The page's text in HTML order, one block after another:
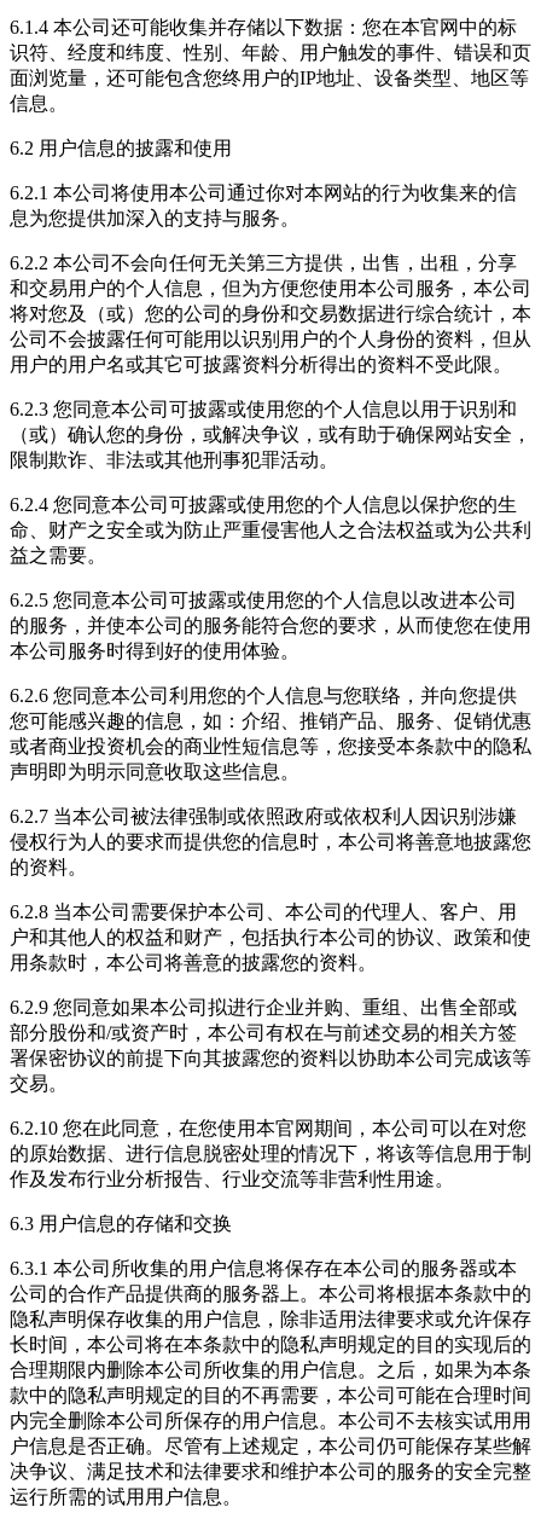
6.1.4 本公司还可能收集并存储以下数据：您在本官网中的标
识符、经度和纬度、性别、年龄、用户触发的事件、错误和页
面浏览量，还可能包含您终用户的IP地址、设备类型、地区等
信息。
6.2 用户信息的披露和使用
6.2.1 本公司将使用本公司通过你对本网站的行为收集来的信
息为您提供加深入的支持与服务。
6.2.2 本公司不会向任何无关第三方提供，出售，出租，分享
和交易用户的个人信息，但为方便您使用本公司服务，本公司
将对您及（或）您的公司的身份和交易数据进行综合统计，本
公司不会披露任何可能用以识别用户的个人身份的资料，但从
用户的用户名或其它可披露资料分析得出的资料不受此限。
6.2.3 您同意本公司可披露或使用您的个人信息以用于识别和
（或）确认您的身份，或解决争议，或有助于确保网站安全，
限制欺诈、非法或其他刑事犯罪活动。
6.2.4 您同意本公司可披露或使用您的个人信息以保护您的生
命、财产之安全或为防止严重侵害他人之合法权益或为公共利
益之需要。
6.2.5 您同意本公司可披露或使用您的个人信息以改进本公司
的服务，并使本公司的服务能符合您的要求，从而使您在使用
本公司服务时得到好的使用体验。
6.2.6 您同意本公司利用您的个人信息与您联络，并向您提供
您可能感兴趣的信息，如：介绍、推销产品、服务、促销优惠
或者商业投资机会的商业性短信息等，您接受本条款中的隐私
声明即为明示同意收取这些信息。
6.2.7 当本公司被法律强制或依照政府或依权利人因识别涉嫌
侵权行为人的要求而提供您的信息时，本公司将善意地披露您
的资料。
6.2.8 当本公司需要保护本公司、本公司的代理人、客户、用
户和其他人的权益和财产，包括执行本公司的协议、政策和使
用条款时，本公司将善意的披露您的资料。
6.2.9 您同意如果本公司拟进行企业并购、重组、出售全部或
部分股份和/或资产时，本公司有权在与前述交易的相关方签
署保密协议的前提下向其披露您的资料以协助本公司完成该等
交易。
6.2.10 您在此同意，在您使用本官网期间，本公司可以在对您
的原始数据、进行信息脱密处理的情况下，将该等信息用于制
作及发布行业分析报告、行业交流等非营利性用途。
6.3 用户信息的存储和交换
6.3.1 本公司所收集的用户信息将保存在本公司的服务器或本
公司的合作产品提供商的服务器上。本公司将根据本条款中的
隐私声明保存收集的用户信息，除非适用法律要求或允许保存
长时间，本公司将在本条款中的隐私声明规定的目的实现后的
合理期限内删除本公司所收集的用户信息。之后，如果为本条
款中的隐私声明规定的目的不再需要，本公司可能在合理时间
内完全删除本公司所保存的用户信息。本公司不去核实试用用
户信息是否正确。尽管有上述规定，本公司仍可能保存某些解
决争议、满足技术和法律要求和维护本公司的服务的安全完整
运行所需的试用用户信息。